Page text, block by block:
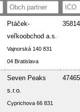
Ptáček-
veľkoobchod a.s.
Vajnorská 140 831
04 Bratislava
Seven Peaks
s.r.o.
Cyprichova 66 831